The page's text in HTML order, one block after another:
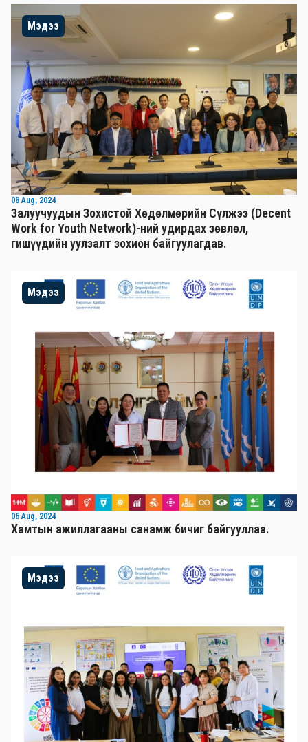
Мэдээ
08 Aug, 2024
Залуучуудын Зохистой Хөдөлмөрийн Сүлжээ (Decent
Work for Youth Network)-ний удирдах зөвлөл,
гишүүдийн уулзалт зохион байгуулагдав.
Мэдээ
06 Aug, 2024
Хамтын ажиллагааны санамж бичиг байгууллаа.
Мэдээ